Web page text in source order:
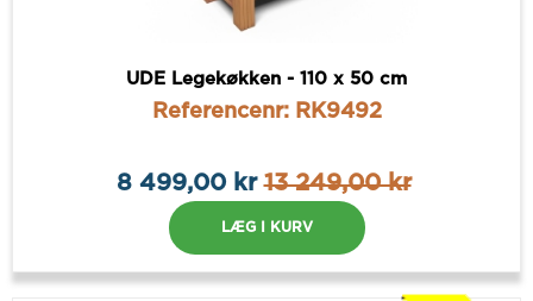
UDE Legekøkken - 110 x 50 cm
Referencenr: RK9492
8 499,00 kr13 249,00 kr
LÆG I KURV